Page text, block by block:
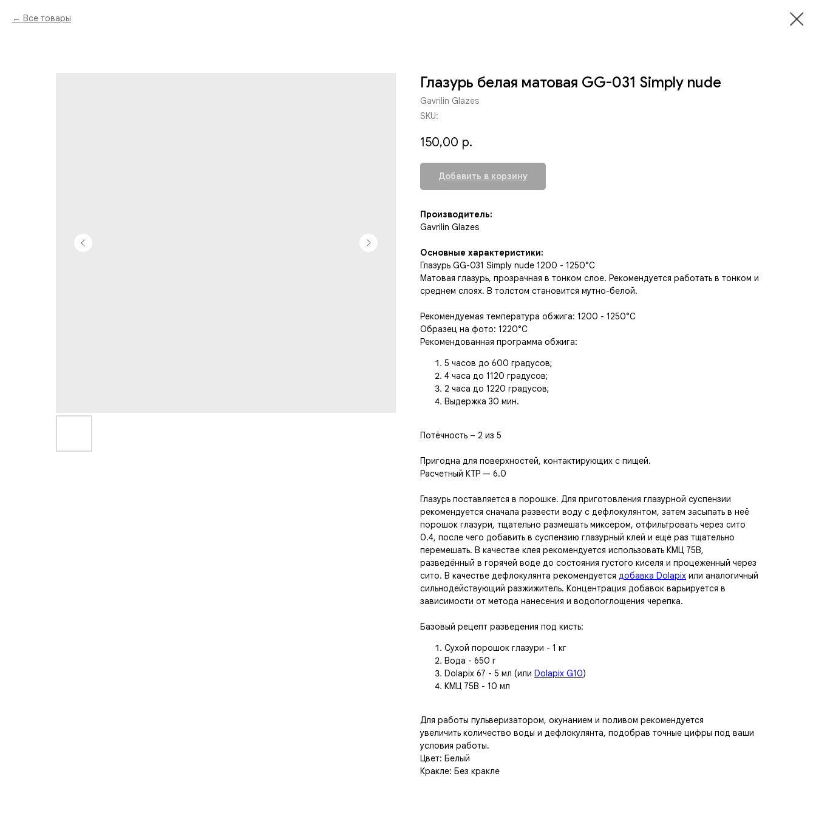
Все товары
Глазурь белая матовая GG-031 Simply nude
Gavrilin Glazes
SKU:
150,00 р.
Добавить в корзину
Производитель:
Gavrilin Glazes
Основные характеристики:
Глазурь GG-031 Simply nude 1200 - 1250°C
Матовая глазурь, прозрачная в тонком слое. Рекомендуется работать в тонком и
среднем слоях. В толстом становится мутно-белой.
Рекомендуемая температура обжига: 1200 - 1250°C
Образец на фото: 1220°C
Рекомендованная программа обжига:
5 часов до 600 градусов;
4 часа до 1120 градусов;
2 часа до 1220 градусов;
Выдержка 30 мин.
Потёчность – 2 из 5
Пригодна для поверхностей, контактирующих с пищей.
Расчетный КТР — 6.0
Глазурь поставляется в порошке. Для приготовления глазурной суспензии
рекомендуется сначала развести воду с дефлокулянтом, затем засыпать в неё
порошок глазури, тщательно размешать миксером, отфильтровать через сито
0.4, после чего добавить в суспензию глазурный клей и ещё раз тщательно
перемешать. В качестве клея рекомендуется использовать КМЦ 75В,
разведённый в горячей воде до состояния густого киселя и процеженный через
сито. В качестве дефлокулянта рекомендуется добавка Dolapix или аналогичный
сильнодействующий разжижитель. Концентрация добавок варьируется в
зависимости от метода нанесения и водопоглощения черепка.
Базовый рецепт разведения под кисть:
Сухой порошок глазури - 1 кг
Вода - 650 г
Dolapix 67 - 5 мл (или Dolapix G10)
КМЦ 75В - 10 мл
Для работы пульверизатором, окунанием и поливом рекомендуется
увеличить количество воды и дефлокулянта, подобрав точные цифры под ваши
условия работы.
Цвет: Белый
Кракле: Без кракле